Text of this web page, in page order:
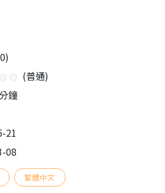
(普通)
鐘
21
08
繁體中文